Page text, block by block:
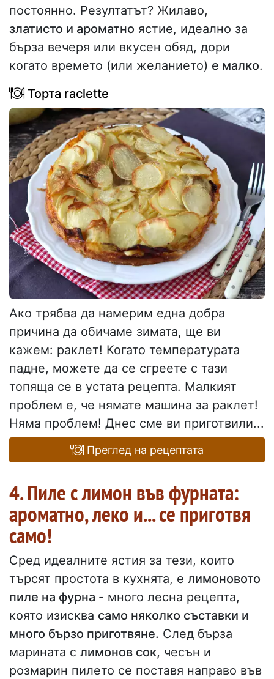
постоянно. Резултатът? Жилаво,
златисто и ароматно ястие, идеално за
бърза вечеря или вкусен обяд, дори
когато времето (или желанието) е малко.
Торта raclette
Ако трябва да намерим една добра
причина да обичаме зимата, ще ви
кажем: раклет! Когато температурата
падне, можете да се сгреете с тази
топяща се в устата рецепта. Малкият
проблем е, че нямате машина за раклет!
Няма проблем! Днес сме ви приготвили...
Преглед на рецептата
4. Пиле с лимон във фурната:
ароматно, леко и... се приготвя
само!
Сред идеалните ястия за тези, които
търсят простота в кухнята, е лимоновото
пиле на фурна - много лесна рецепта,
която изисква само няколко съставки и
много бързо приготвяне. След бърза
марината с лимонов сок, чесън и
розмарин пилето се поставя направо във